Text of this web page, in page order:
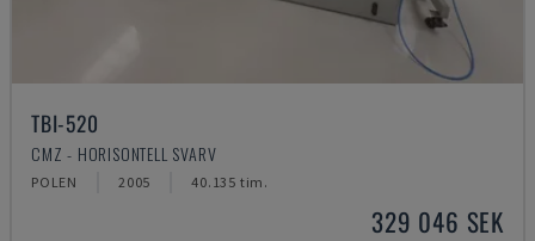
TBI-520
CMZ - HORISONTELL SVARV
POLEN 2005 40.135 tim.
329 046 SEK